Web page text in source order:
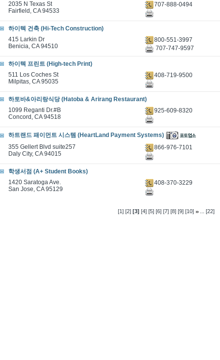
2035 N Texas St
Fairfield, CA 94533
707-888-0494
하이텍 건축 (Hi-Tech Construction)
415 Larkin Dr
Benicia, CA 94510
800-551-3997
707-747-9597
하이텍 프린트 (High-tech Print)
511 Los Coches St
Milpitas, CA 95035
408-719-9500
하토바&아리랑식당 (Hatoba & Arirang Restaurant)
1099 Reganti Dr.#B
Concord, CA 94518
925-609-8320
하트랜드 패이먼트 시스템 (HeartLand Payment Systems)
355 Gellert Blvd suite257
Daly City, CA 94015
866-976-7101
학생서점 (A+ Student Books)
1420 Saratoga Ave.
San Jose, CA 95129
408-370-3229
[1] [2] [3] [4] [5] [6] [7] [8] [9] [10] ...[22]